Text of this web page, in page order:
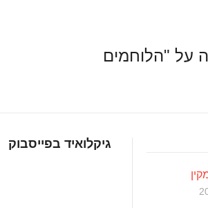
על "הלוחמים
גיקלואיד בפייסבוק